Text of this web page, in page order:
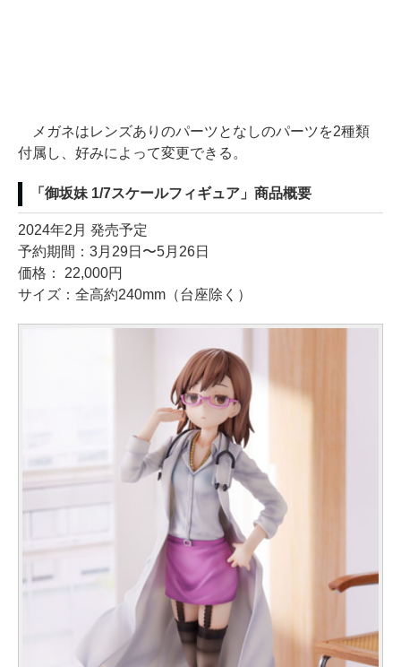
メガネはレンズありのパーツとなしのパーツを2種類
付属し、好みによって変更できる。
「御坂妹 1/7スケールフィギュア」商品概要
2024年2月 発売予定
予約期間：3月29日〜5月26日
価格： 22,000円
サイズ：全高約240mm（台座除く）